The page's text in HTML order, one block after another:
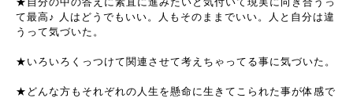
て最高♪ 人はどうでもいい。人もそのままでいい。人と自分は違
うって気づいた。
★いろいろくっつけて関連させて考えちゃってる事に気づいた。
★どんな方もそれぞれの人生を懸命に生きてこられた事が体感で